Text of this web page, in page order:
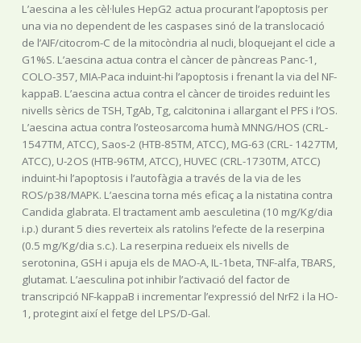
L’aescina a les cèl·lules HepG2 actua procurant l’apoptosis per
una via no dependent de les caspases sinó de la translocació
de l’AIF/citocrom-C de la mitocòndria al nucli, bloquejant el cicle a
G1%S. L’aescina actua contra el càncer de pàncreas Panc-1,
COLO-357, MIA-Paca induint-hi l’apoptosis i frenant la via del NF-
kappaB. L’aescina actua contra el càncer de tiroides reduint les
nivells sèrics de TSH, TgAb, Tg, calcitonina i allargant el PFS i l’OS.
L’aescina actua contra l’osteosarcoma humà MNNG/HOS (CRL-
1547TM, ATCC), Saos-2 (HTB-85TM, ATCC), MG-63 (CRL- 1427TM,
ATCC), U-2OS (HTB-96TM, ATCC), HUVEC (CRL-1730TM, ATCC)
induint-hi l’apoptosis i l’autofàgia a través de la via de les
ROS/p38/MAPK. L’aescina torna més eficaç a la nistatina contra
Candida glabrata. El tractament amb aesculetina (10 mg/Kg/dia
i.p.) durant 5 dies reverteix als ratolins l’efecte de la reserpina
(0.5 mg/Kg/dia s.c.). La reserpina redueix els nivells de
serotonina, GSH i apuja els de MAO-A, IL-1beta, TNF-alfa, TBARS,
glutamat. L’aesculina pot inhibir l’activació del factor de
transcripció NF-kappaB i incrementar l’expressió del NrF2 i la HO-
1, protegint així el fetge del LPS/D-Gal.